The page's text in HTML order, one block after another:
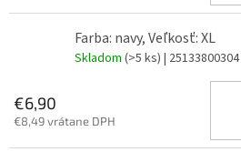
Farba: navy, Veľkosť: XL
Skladom (>5 ks) | 25133800304
€6,90
€8,49 vrátane DPH